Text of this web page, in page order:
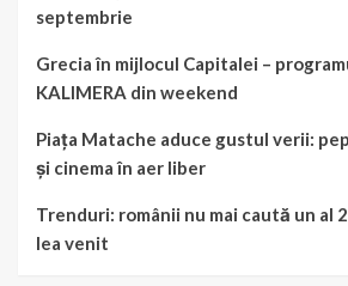
septembrie
Grecia în mijlocul Capitalei –
KALIMERA din weekend
Piața Matache aduce gustul verii:
și cinema în aer liber
Trenduri: românii nu mai caută un al
lea venit